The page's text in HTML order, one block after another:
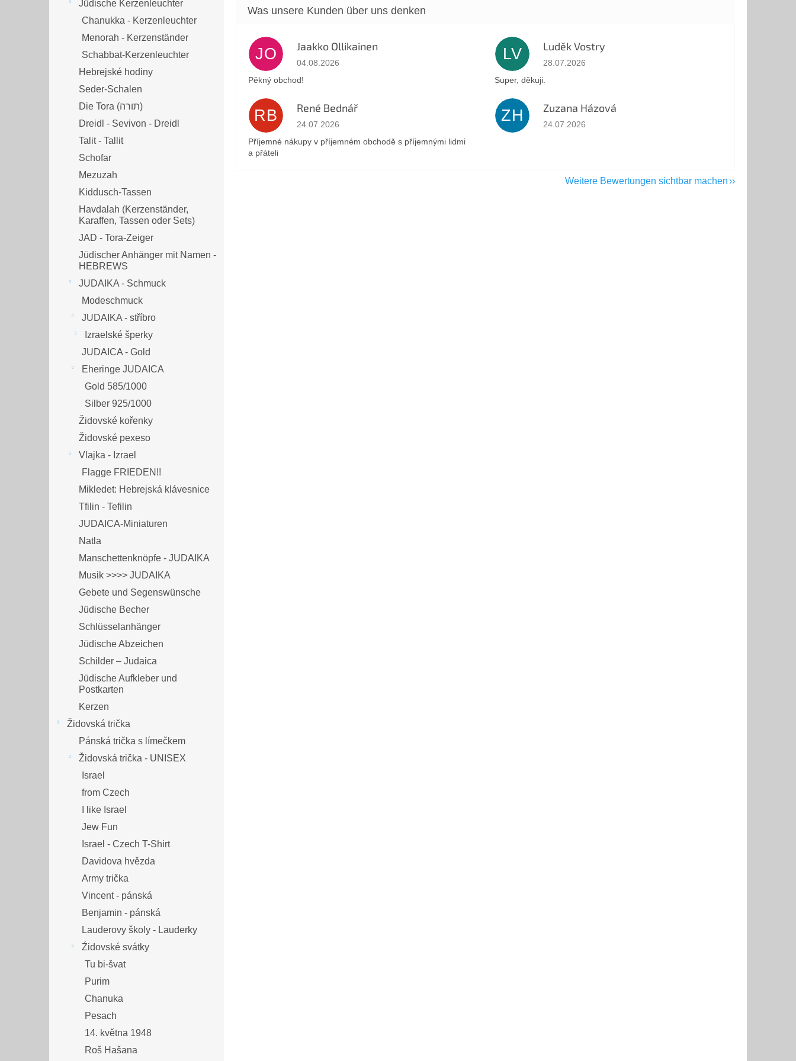
Jüdische Kerzenleuchter
Chanukka - Kerzenleuchter
Menorah - Kerzenständer
Schabbat-Kerzenleuchter
Hebrejské hodiny
Seder-Schalen
Die Tora (תורה)
Dreidl - Sevivon - Dreidl
Talit - Tallit
Schofar
Mezuzah
Kiddusch-Tassen
Havdalah (Kerzenständer,
Karaffen, Tassen oder Sets)
JAD - Tora-Zeiger
Jüdischer Anhänger mit Namen -
HEBREWS
JUDAIKA - Schmuck
Modeschmuck
JUDAIKA - stříbro
Izraelské šperky
JUDAICA - Gold
Eheringe JUDAICA
Gold 585/1000
Silber 925/1000
Židovské kořenky
Židovské pexeso
Vlajka - Izrael
Flagge FRIEDEN!!
Mikledet: Hebrejská klávesnice
Tfilin - Tefilin
JUDAICA-Miniaturen
Natla
Manschettenknöpfe - JUDAIKA
Musik >>>> JUDAIKA
Gebete und Segenswünsche
Jüdische Becher
Schlüsselanhänger
Jüdische Abzeichen
Schilder – Judaica
Jüdische Aufkleber und
Postkarten
Kerzen
Židovská trička
Pánská trička s límečkem
Židovská trička - UNISEX
Israel
from Czech
I like Israel
Jew Fun
Israel - Czech T-Shirt
Davidova hvězda
Army trička
Vincent - pánská
Benjamin - pánská
Lauderovy školy - Lauderky
Źidovské svátky
Tu bi-švat
Purim
Chanuka
Pesach
14. května 1948
Roš Hašana
JO Jaakko Ollikainen
Die Shop-Bewertung beträgt 5 von 5 Sternen.
04.08.2026
Pěkný obchod!
LV Luděk Vostry
Die Shop-Bewertung beträgt 5 von 5 Sternen.
28.07.2026
Super, děkuji.
RB René Bednář
Die Shop-Bewertung beträgt 5 von 5 Sternen.
24.07.2026
Příjemné nákupy v příjemném obchodě s příjemnými lidmi
a přáteli
ZH Zuzana Házová
Die Shop-Bewertung beträgt 5 von 5 Sternen.
24.07.2026
Weitere Bewertungen sichtbar machen